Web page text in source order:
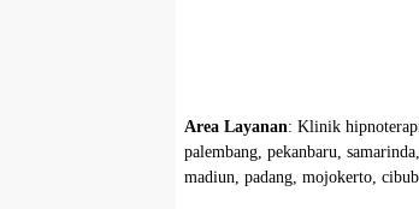
Area Layanan: Klinik
palembang, pekanbaru,
madiun, padang, mojokerto,